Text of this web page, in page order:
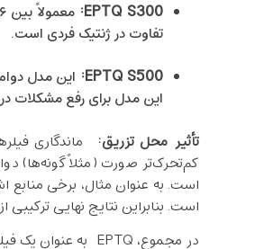
EPTQ S300
:
تفاوت در ژنتیک فردی است.
EPTQ S500
:
این مدل برای رفع مشکلات
تأثیر محل تزریق: ماندگاری
کم‌تحرک‌تر صورت (مثلاً گونه‌ها)
است. بنابراین نتایج نهایی